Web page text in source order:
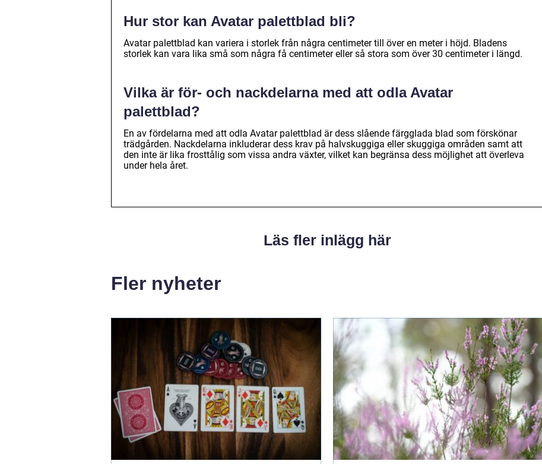
Hur stor kan Avatar palettblad bli?
Avatar palettblad kan variera i storlek från några centimeter till över en meter i höjd. Bladens
storlek kan vara lika små som några få centimeter eller så stora som över 30 centimeter i längd.
Vilka är för- och nackdelarna med att odla Avatar
palettblad?
En av fördelarna med att odla Avatar palettblad är dess slående färgglada blad som förskönar
trädgården. Nackdelarna inkluderar dess krav på halvskuggiga eller skuggiga områden samt att
den inte är lika frosttålig som vissa andra växter, vilket kan begränsa dess möjlighet att överleva
under hela året.
Läs fler inlägg här
Fler nyheter